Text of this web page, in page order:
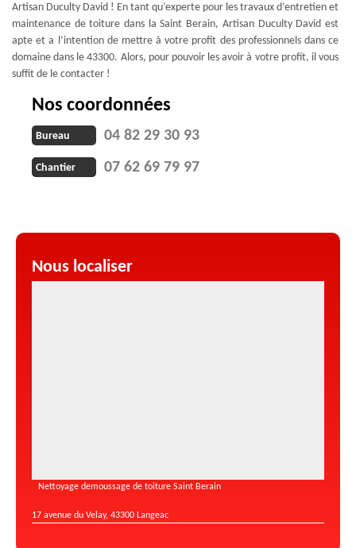
Artisan Duculty David ! En tant qu’experte pour les travaux d’entretien et
maintenance de toiture dans la Saint Berain, Artisan Duculty David est
apte et a l’intention de mettre à votre profit des professionnels dans ce
domaine dans le 43300. Alors, pour pouvoir les avoir à votre profit, il vous
suffit de le contacter !
Nos coordonnées
Bureau 04 82 29 30 93
Chantier 07 62 69 79 97
Nous localiser
Nettoyage demoussage de toiture Saint Berain
17 avenue du Velay, 43300 Langeac